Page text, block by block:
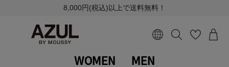
8,000円(税込)以上で送料無料！
WOMEN MEN